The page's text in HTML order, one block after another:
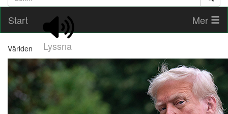
Start
Lyssna
Mer
Världen